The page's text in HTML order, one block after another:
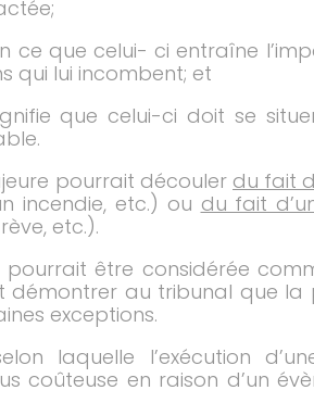
ce que celui- ci entraîne
qui lui incombent; et
que celui-ci doit se
pourrait découler du fait
incendie, etc.) ou du fait
etc.).
pourrait être considérée
au tribunal que
exceptions.
laquelle l’exécution
coûteuse en raison d’un